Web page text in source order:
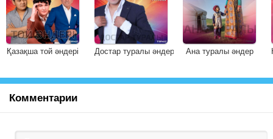
Қазақша той әндері Достар туралы әндер Ана туралы әндер
Комментарии